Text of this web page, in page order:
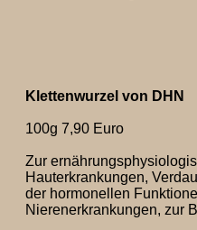
Klettenwurzel von DHN
100g 7,90 Euro
Zur
Hauterkrankungen,
der hormonellen
Nierenerkrankungen, zur